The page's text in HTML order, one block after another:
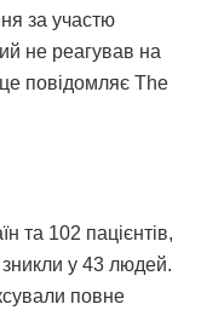
за участю
не реагував на
повідомляє The
та 102 пацієнтів,
у 43 людей.
повне